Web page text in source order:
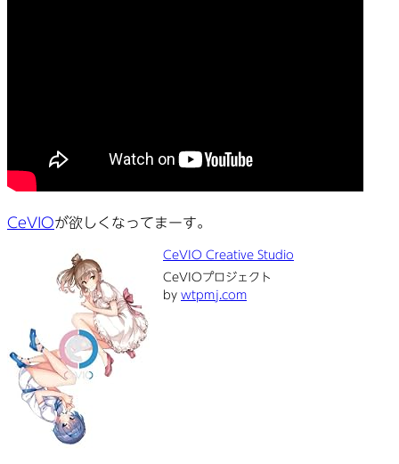
CeVIOが欲しくなってまーす。
CeVIO Creative Studio
CeVIOプロジェクト
by wtpmj.com